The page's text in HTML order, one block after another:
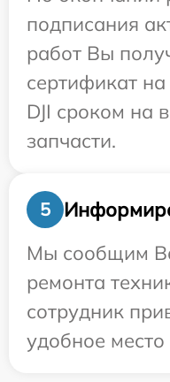
подписания
работ Вы
сертификат
DJI сроком на
запчасти.
5
Мы сообщим
ремонта
сотрудник
удобное